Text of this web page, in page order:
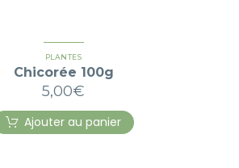
PLANTES
Chicorée 100g
5,00€
Ajouter au panier